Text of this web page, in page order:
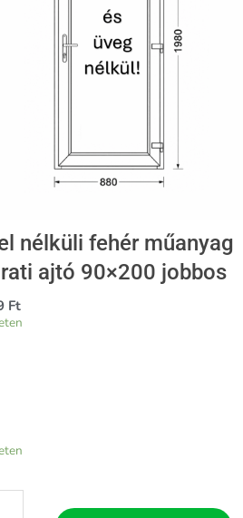
nélküli fehér műanyag
ajtó 90×200 jobbos
Ft